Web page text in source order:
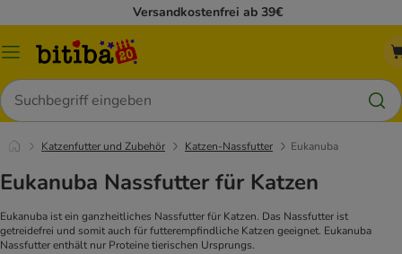
Versandkostenfrei ab 39€
Menü
Suchen
Katzenfutter und Zubehör Katzen-Nassfutter Eukanuba
Eukanuba Nassfutter für Katzen
Eukanuba ist ein ganzheitliches Nassfutter für Katzen. Das Nassfutter ist
getreidefrei und somit auch für futterempfindliche Katzen geeignet. Eukanuba
Nassfutter enthält nur Proteine tierischen Ursprungs.